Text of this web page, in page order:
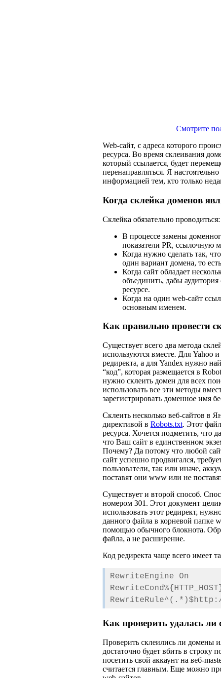
Смотрите
Web-сайт, с адреса которого
ресурса. Во время склеивания
который ссылается, будет
перенаправляться. Я
информацией тем, кто только
Когда склейка доменов
Склейка обязательно проводиться:
В процессе замены
показатели PR, ссылочную
Когда нужно сделать так,
один вариант домена, то
Когда сайт обладает
объединить, дабы
ресурсе.
Когда на один web-сайт
основным именем.
Как правильно провести
Существует всего два метода
используются вместе. Для
редиректа, а для Yandex нужно
“код”, которая размещается в
нужно склеить домен для всех
использовать все эти методы
зарегистрировать доменное имя
Склеить несколько веб-сайтов в
директивой в Robots.txt. Этот
ресурса. Хочется подметить, что
что Ваш сайт в единственном
Почему? Да потому что любой
сайт успешно продвигался,
пользователи, так или иначе,
поставят они www или не
Существует и второй способ.
номером 301. Этот документ
использовать этот редирект,
данного файла в корневой папке
помощью обычного блокнота.
файла, а не расширение.
Код редиректа чаще всего имеет
RewriteEngine On
Как проверить удалась ли
Проверить склеились ли домены
достаточно будет вбить в строку
посетить свой аккаунт на веб-
считается главным. Еще можно